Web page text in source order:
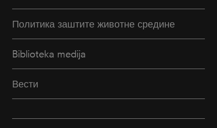
O Nama
Политика заштите животне средине
Biblioteka medija
Вести